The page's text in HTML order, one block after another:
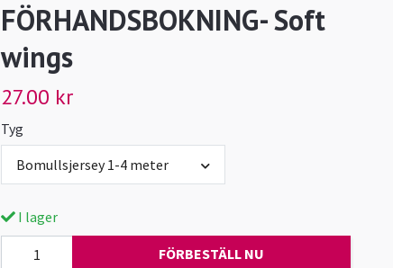
FÖRHANDSBOKNING- Soft
wings
27.00 kr
Tyg
Bomullsjersey 1-4 meter
I lager
FÖRBESTÄLL NU